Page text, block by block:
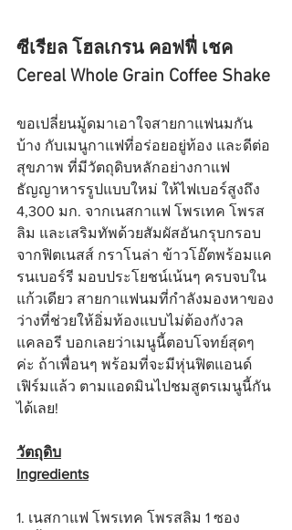
ซีเรียล โฮลเกรน คอฟฟี่ เชค
Cereal Whole Grain Coffee Shake
ขอเปลี่ยนมู้ดมาเอาใจสายกาแฟนมกัน
บ้าง กับเมนูกาแฟที่อร่อยอยู่ท้อง และดีต่อ
สุขภาพ ที่มีวัตถุดิบหลักอย่างกาแฟ
ธัญญาหารรูปแบบใหม่ ให้ไฟเบอร์สูงถึง
4,300 มก. จากเนสกาแฟ โพรเทค โพรส
ลิม และเสริมทัพด้วยสัมผัสอันกรุบกรอบ
จากฟิตเนสส์ กราโนล่า ข้าวโอ๊ตพร้อมแค
รนเบอร์รี มอบประโยชน์เน้นๆ ครบจบใน
แก้วเดียว สายกาแฟนมที่กำลังมองหาของ
ว่างที่ช่วยให้อิ่มท้องแบบไม่ต้องกังวล
แคลอรี บอกเลยว่าเมนูนี้ตอบโจทย์สุดๆ
ค่ะ ถ้าเพื่อนๆ พร้อมที่จะมีหุ่นฟิตแอนด์
เฟิร์มแล้ว ตามแอดมินไปชมสูตรเมนูนี้กัน
ได้เลย!
วัตถุดิบ
Ingredients
1. เนสกาแฟ โพรเทค โพรสลิม 1 ซอง